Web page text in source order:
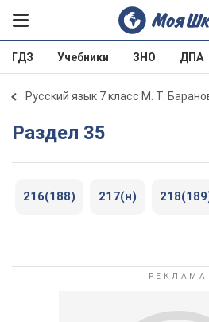
ГДЗ Учебники ЗНО ДПА
Русский язык 7 класс М. Т.
Раздел 35
216(188) 217(н)